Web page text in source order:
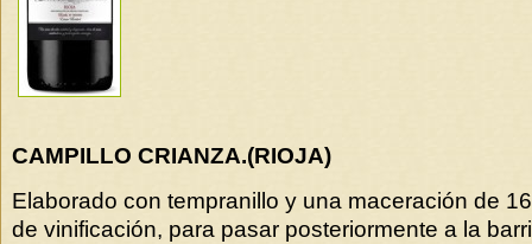
CAMPILLO CRIANZA.(RIOJA)
Elaborado con tempranillo y una maceración de
de vinificación, para pasar posteriormente a la